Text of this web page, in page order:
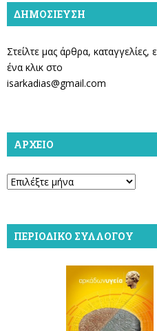
ΔΗΜΟΣΊΕΥΣΗ
Στείλτε μας άρθρα, καταγγελίες,
ένα κλικ στο
isarkadias@gmail.com
ΑΡΧΕΊΟ
Αρχείο
ΠΕΡΙΟΔΙΚΌ ΣΥΛΛΌΓΟΥ